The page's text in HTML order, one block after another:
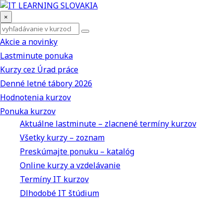
×
Akcie a novinky
Lastminute ponuka
Kurzy cez Úrad práce
Denné letné tábory 2026
Hodnotenia kurzov
Ponuka kurzov
Aktuálne lastminute – zlacnené termíny kurzov
Všetky kurzy – zoznam
Preskúmajte ponuku – katalóg
Online kurzy a vzdelávanie
Termíny IT kurzov
Dlhodobé IT štúdium